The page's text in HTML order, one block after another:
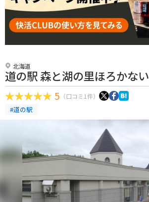
北海道
道の駅 森と湖の里ほろかない
5 （口コミ1件）
#道の駅